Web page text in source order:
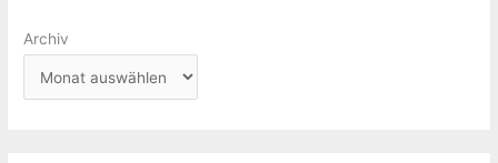
Archiv